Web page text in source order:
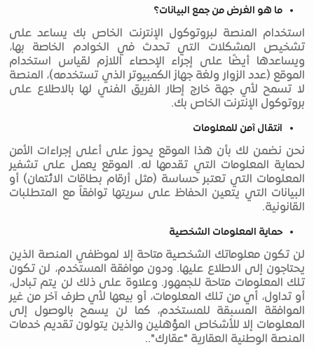
ما هو الغرض من جمع البيانات؟
استخدام المنصة لبروتوكول الإنترنت الخاص بك يساعد على
تشخيص المشكلات التي تحدث في الخوادم الخاصة بها،
ويساعدها أيضًا على إجراء الإحصاء اللازم لقياس استخدام
الموقع (عدد الزوار ولغة جهاز الكمبيوتر الذي تستخدمه)، المنصة
لا تسمح لأي جهة خارج إطار الفريق الفني لها بالاطلاع على
بروتوكول الإنترنت الخاص بك.
انتقال آمن للمعلومات
نحن نضمن لك بأن هذا الموقع يحوز على أعلى إجراءات الأمن
لحماية المعلومات التي تقدمها له. الموقع يعمل على تشفير
المعلومات التي تعتبر حساسة (مثل أرقام بطاقات الائتمان) أو
البيانات التي يتعين الحفاظ على سريتها توافقاً مع المتطلبات
القانونية.
حماية المعلومات الشخصية
لن تكون معلوماتك الشخصية متاحة إلا لموظفي المنصة الذين
يحتاجون إلى الاطلاع عليها. ودون موافقة المستخدم، لن تكون
تلك المعلومات متاحة للجمهور. وعلاوة على ذلك لن يتم تبادل،
أو تداول، أي من تلك المعلومات، أو بيعها لأي طرف آخر من غير
الموافقة المسبقة للمستخدم، كما لن يسمح بالوصول إلى
المعلومات إلا للأشخاص المؤهلين والذين يتولون تقديم خدمات
المنصة الوطنية العقارية "عقارك"..